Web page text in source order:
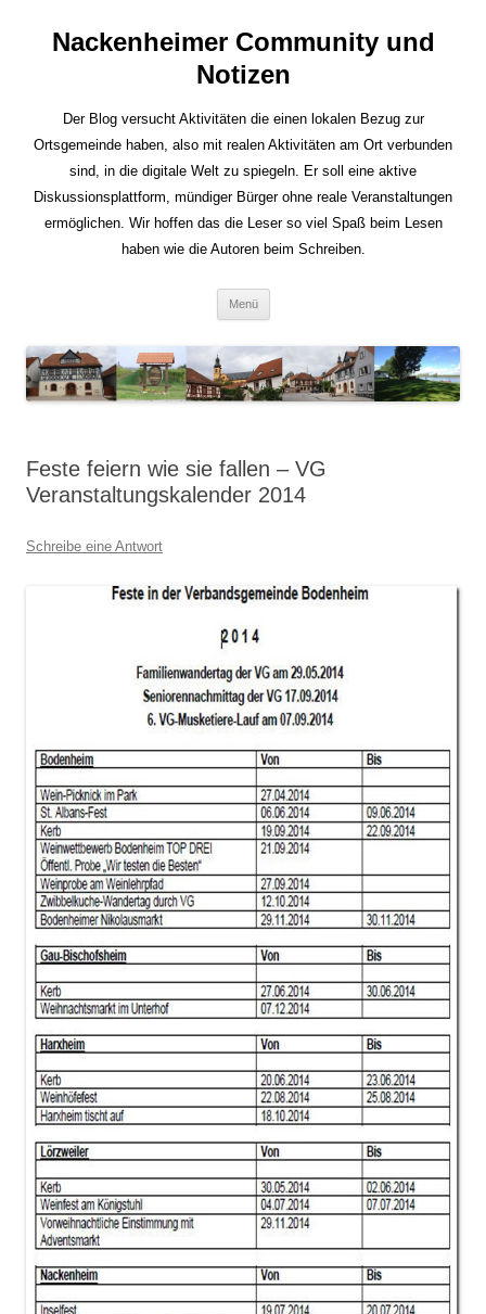
Nackenheimer Community und
Notizen
Der Blog versucht Aktivitäten die einen lokalen Bezug zur
Ortsgemeinde haben, also mit realen Aktivitäten am Ort verbunden
sind, in die digitale Welt zu spiegeln. Er soll eine aktive
Diskussionsplattform, mündiger Bürger ohne reale Veranstaltungen
ermöglichen. Wir hoffen das die Leser so viel Spaß beim Lesen
haben wie die Autoren beim Schreiben.
Menü
Feste feiern wie sie fallen – VG
Veranstaltungskalender 2014
Schreibe eine Antwort